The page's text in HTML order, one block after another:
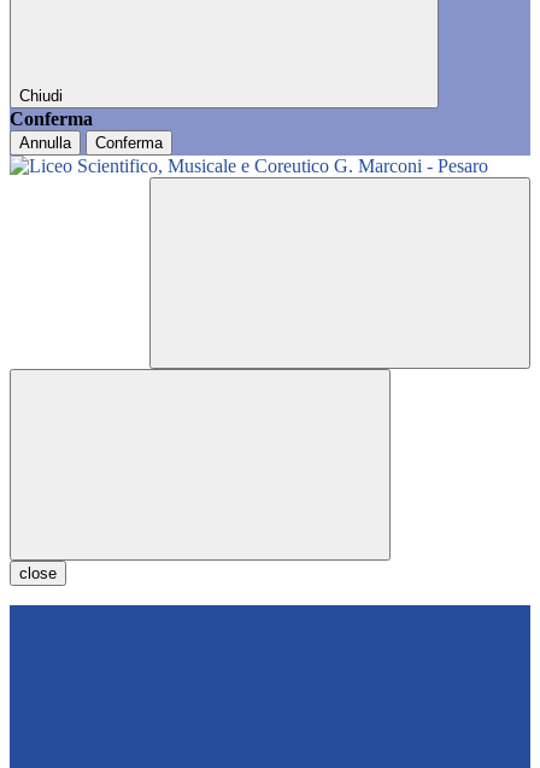
Chiudi
Conferma
Annulla Conferma
close